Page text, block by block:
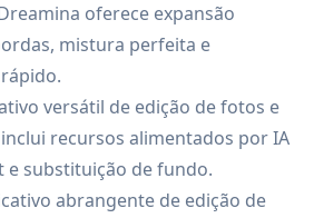
oferece expansão
mistura perfeita e
versátil de edição de fotos e
recursos alimentados por IA
e substituição de fundo.
abrangente de edição de